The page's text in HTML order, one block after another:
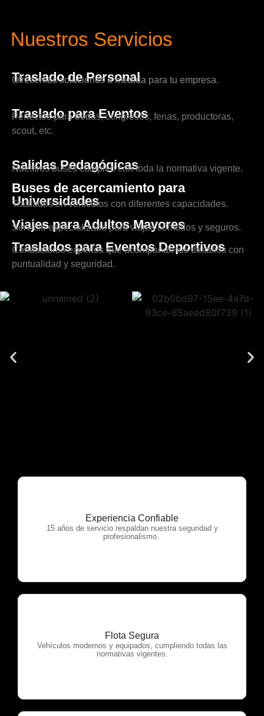
Nuestros Servicios
Traslado de Personal
Ofrecemos soluciones a medida para tu empresa.
Traslado para Eventos
Perfectos para bodas, congresos, ferias, productoras,
scout, etc.
Salidas Pedagógicas
Nuestros buses cumplen con toda la normativa vigente.
Buses de acercamiento para
Universidades
Traslados en vehículos con diferentes capacidades.
Viajes para Adultos Mayores
Servicio especializado para viajes cómodos y seguros.
Traslados para Eventos Deportivos
Conductores expertos que acompañan tus desafíos con
puntualidad y seguridad.
Experiencia Confiable
15 años de servicio respaldan nuestra seguridad y
profesionalismo.
OTP Servicios
Flota Segura
Vehículos modernos y equipados, cumpliendo todas las
normativas vigentes.
OTP Servicios